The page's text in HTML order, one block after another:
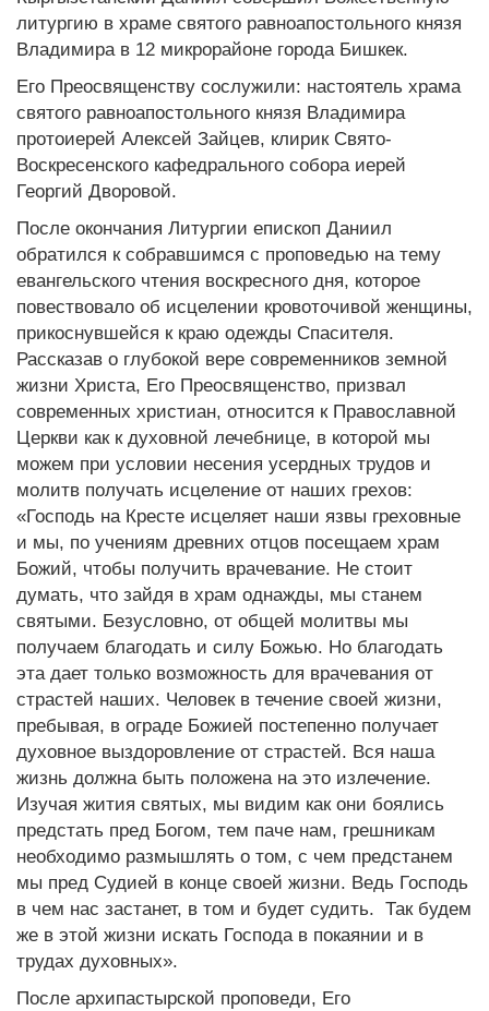
литургию в храме святого равноапостольного князя
Владимира в 12 микрорайоне города Бишкек.
Его Преосвященству сослужили: настоятель храма
святого равноапостольного князя Владимира
протоиерей Алексей Зайцев, клирик Свято-
Воскресенского кафедрального собора иерей
Георгий Дворовой.
После окончания Литургии епископ Даниил
обратился к собравшимся с проповедью на тему
евангельского чтения воскресного дня, которое
повествовало об исцелении кровоточивой женщины,
прикоснувшейся к краю одежды Спасителя.
Рассказав о глубокой вере современников земной
жизни Христа, Его Преосвященство, призвал
современных христиан, относится к Православной
Церкви как к духовной лечебнице, в которой мы
можем при условии несения усердных трудов и
молитв получать исцеление от наших грехов:
«Господь на Кресте исцеляет наши язвы греховные
и мы, по учениям древних отцов посещаем храм
Божий, чтобы получить врачевание. Не стоит
думать, что зайдя в храм однажды, мы станем
святыми. Безусловно, от общей молитвы мы
получаем благодать и силу Божью. Но благодать
эта дает только возможность для врачевания от
страстей наших. Человек в течение своей жизни,
пребывая, в ограде Божией постепенно получает
духовное выздоровление от страстей. Вся наша
жизнь должна быть положена на это излечение.
Изучая жития святых, мы видим как они боялись
предстать пред Богом, тем паче нам, грешникам
необходимо размышлять о том, с чем предстанем
мы пред Судией в конце своей жизни. Ведь Господь
в чем нас застанет, в том и будет судить. Так будем
же в этой жизни искать Господа в покаянии и в
трудах духовных».
После архипастырской проповеди, Его